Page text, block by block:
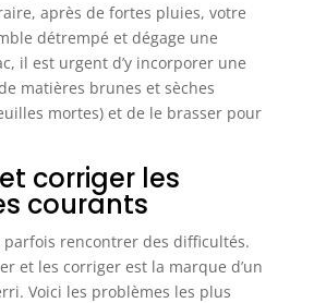
après de fortes pluies, votre
détrempé et dégage une
il est urgent d’y incorporer une
matières brunes et sèches
mortes) et de le brasser pour
corriger les
courants
parfois rencontrer des difficultés.
et les corriger est la marque d’un
Voici les problèmes les plus